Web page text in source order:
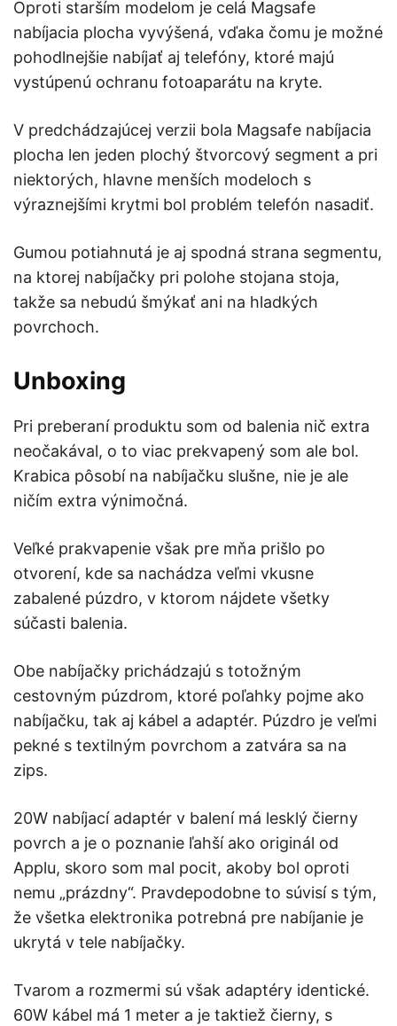
Oproti starším modelom je celá Magsafe
nabíjacia plocha vyvýšená, vďaka čomu je možné
pohodlnejšie nabíjať aj telefóny, ktoré majú
vystúpenú ochranu fotoaparátu na kryte.
V predchádzajúcej verzii bola Magsafe nabíjacia
plocha len jeden plochý štvorcový segment a pri
niektorých, hlavne menších modeloch s
výraznejšími krytmi bol problém telefón nasadiť.
Gumou potiahnutá je aj spodná strana segmentu,
na ktorej nabíjačky pri polohe stojana stoja,
takže sa nebudú šmýkať ani na hladkých
povrchoch.
Unboxing
Pri preberaní produktu som od balenia nič extra
neočakával, o to viac prekvapený som ale bol.
Krabica pôsobí na nabíjačku slušne, nie je ale
ničím extra výnimočná.
Veľké prakvapenie však pre mňa prišlo po
otvorení, kde sa nachádza veľmi vkusne
zabalené púzdro, v ktorom nájdete všetky
súčasti balenia.
Obe nabíjačky prichádzajú s totožným
cestovným púzdrom, ktoré poľahky pojme ako
nabíjačku, tak aj kábel a adaptér. Púzdro je veľmi
pekné s textilným povrchom a zatvára sa na
zips.
20W nabíjací adaptér v balení má lesklý čierny
povrch a je o poznanie ľahší ako originál od
Applu, skoro som mal pocit, akoby bol oproti
nemu „prázdny“. Pravdepodobne to súvisí s tým,
že všetka elektronika potrebná pre nabíjanie je
ukrytá v tele nabíjačky.
Tvarom a rozmermi sú však adaptéry identické.
60W kábel má 1 meter a je taktiež čierny, s